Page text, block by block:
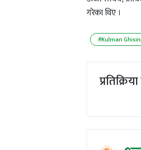
गरेका थिए ।
#Kulman